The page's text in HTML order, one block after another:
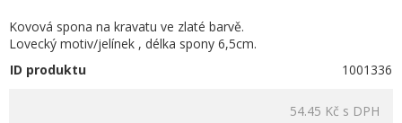
Kovová spona na kravatu ve zlaté barvě.
Lovecký motiv/jelínek , délka spony 6,5cm.
ID produktu
1001336
54.45 Kč s DPH